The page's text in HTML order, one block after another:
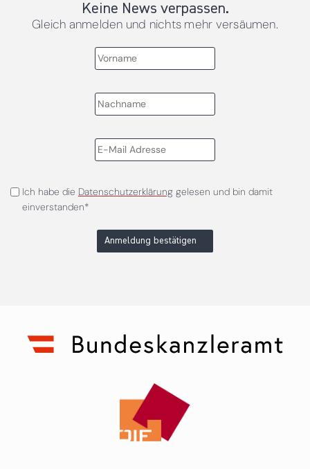
Keine News verpassen.
Gleich anmelden und nichts mehr versäumen.
Ich habe die Datenschutzerklärunggelesen und bin damit
einverstanden*
Anmeldung bestätigen